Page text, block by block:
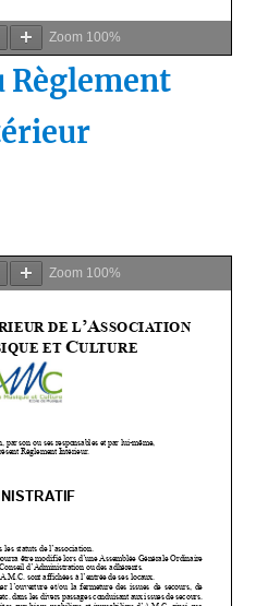
Zoom 100%
Règlement
Zoom 100%